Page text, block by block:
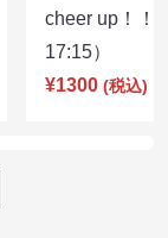
cheer up！
17:15）
¥1300 (税込)